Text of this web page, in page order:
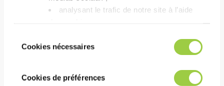
analysant le trafic de notre site à l’aide
refuser ou de les paramétrer.​ Pas de
panique, vous pourrez également modifier à
tout moment vos choix dans l'onglet Gérer
les cookies.​ ​ ​
duCookies nécessaires
Cookies de préférences
使用中的热稳定性和化学稳定性（共沸配方）
件